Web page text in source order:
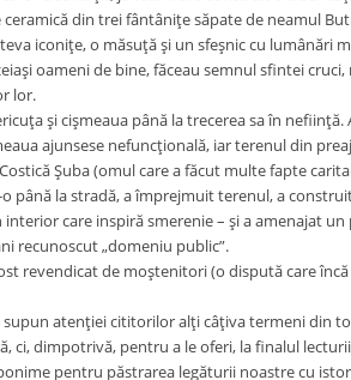
din trei fântâniţe săpate de neamul
iconiţe, o măsuţă şi un sfeşnic cu lumânări
oameni de bine, făceau semnul sfintei
lor.
şi cişmeaua până la trecerea sa în
ajunsese nefuncţională, iar terenul din
Şuba (omul care a făcut multe fapte
până la stradă, a împrejmuit terenul, a
interior care inspiră smerenie – şi a amenajat
recunoscut „domeniu public”.
revendicat de moştenitori (o dispută care
supun atenţiei cititorilor alţi câţiva termeni din
ci, dimpotrivă, pentru a le oferi, la finalul
pentru păstrarea legăturii noastre cu